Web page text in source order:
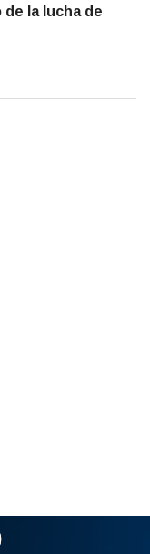
de la lucha de